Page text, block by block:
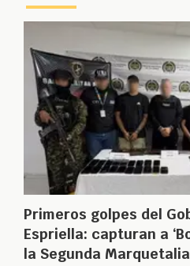
Primeros golpes del
Espriella: capturan a
la Segunda Marquetalia